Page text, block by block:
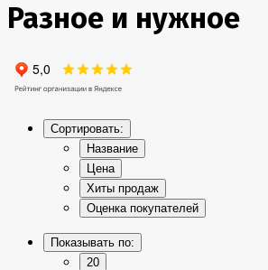
Разное и нужное
Сортировать:
Название
Цена
Хиты продаж
Оценка покупателей
Показывать по:
20